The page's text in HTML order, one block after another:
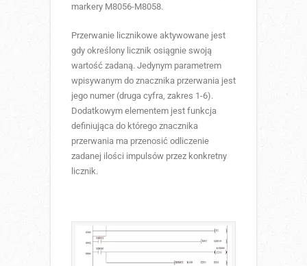
markery M8056-M8058.
Przerwanie licznikowe aktywowane jest
gdy określony licznik osiągnie swoją
wartość zadaną. Jedynym parametrem
wpisywanym do znacznika przerwania jest
jego numer (druga cyfra, zakres 1-6).
Dodatkowym elementem jest funkcja
definiująca do którego znacznika
przerwania ma przenosić odliczenie
zadanej ilości impulsów przez konkretny
licznik.